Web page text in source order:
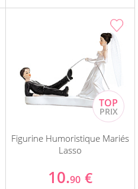
Figurine Humoristique Mariés
Lasso
10.90 €